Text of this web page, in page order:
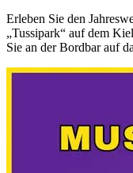
Erleben Sie den
„Tussipark“ auf dem
Sie an der Bordbar auf